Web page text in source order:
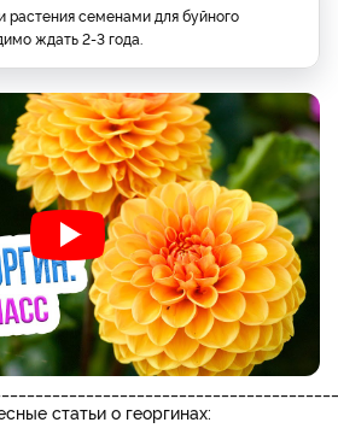
семенами для буйного
ждать 2-3 года.
статьи о георгинах: